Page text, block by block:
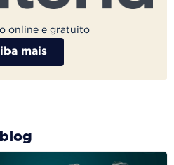
online e gratuito
mais